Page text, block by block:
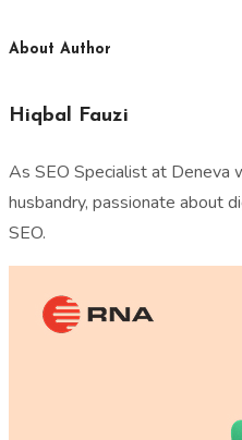
About Author
Hiqbal Fauzi
As SEO Specialist at Deneva
husbandry, passionate about
SEO.